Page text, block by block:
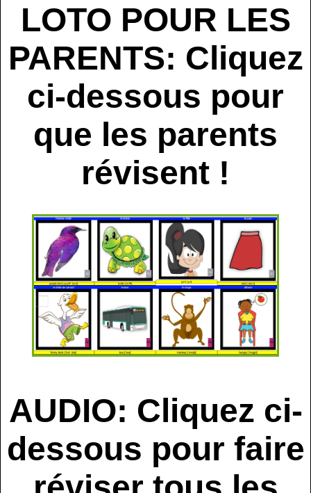
LOTO POUR LES
PARENTS: Cliquez
ci-dessous pour
que les parents
révisent !
AUDIO: Cliquez ci-
dessous pour faire